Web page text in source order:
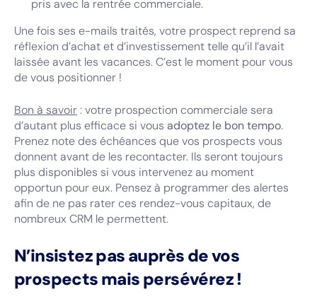
pris avec la rentrée commerciale.
Une fois ses e-mails traités, votre prospect reprend sa
réflexion d’achat et d’investissement telle qu’il l’avait
laissée avant les vacances. C’est le moment pour vous
de vous positionner !
Bon à savoir: votre prospection commerciale sera
d’autant plus efficace si vous adoptez le bon tempo.
Prenez note des échéances que vos prospects vous
donnent avant de les recontacter. Ils seront toujours
plus disponibles si vous intervenez au moment
opportun pour eux. Pensez à programmer des alertes
afin de ne pas rater ces rendez-vous capitaux, de
nombreux CRM le permettent.
N’insistez pas auprès de vos
prospects mais persévérez !